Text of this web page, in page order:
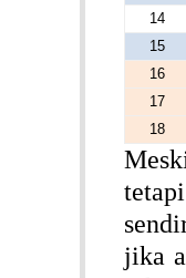
14
15
16
17
18
jika